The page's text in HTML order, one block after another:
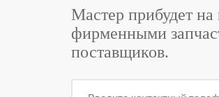
Мастер прибудет на
фирменными
поставщиков.